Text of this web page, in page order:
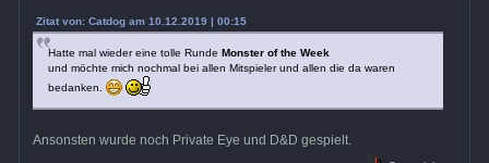
Zitat von: Catdog am 10.12.2019 | 00:15
Hatte mal wieder eine tolle Runde Monster of the Week
und möchte mich nochmal bei allen Mitspieler und allen die da waren
bedanken.
Ansonsten wurde noch Private Eye und D&D gespielt.